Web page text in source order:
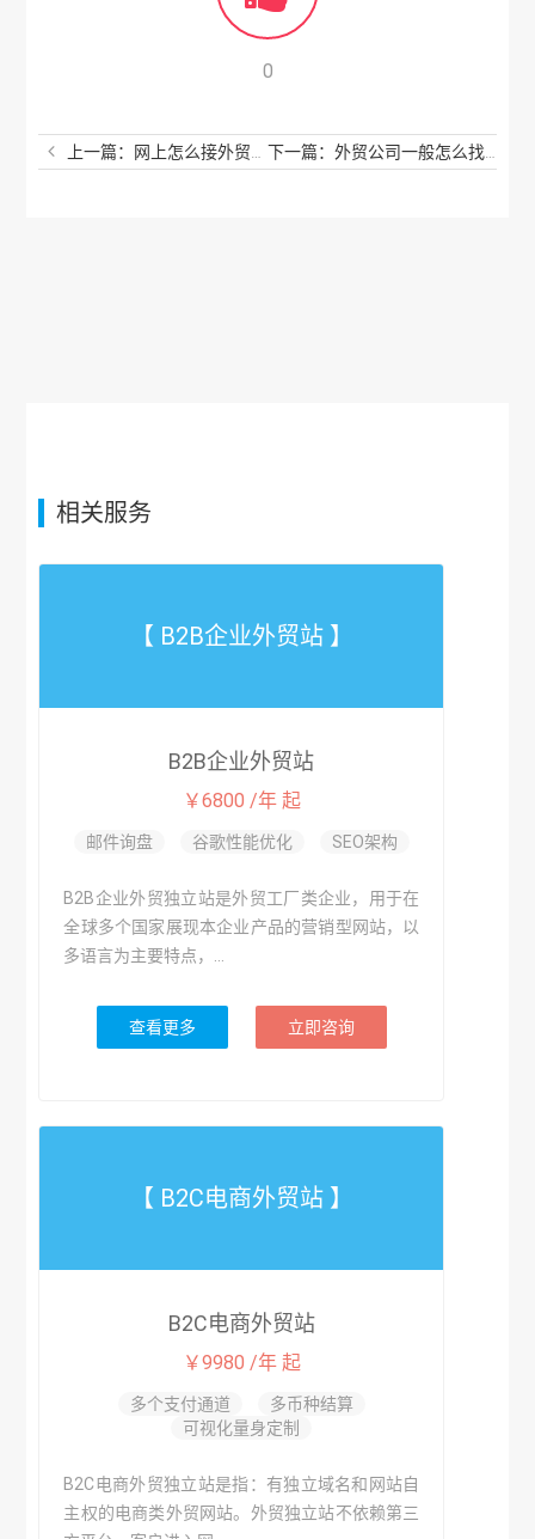
0
上一篇：网上怎么接外贸订单？如何在网上接到外贸订单？
相关服务
【 B2B企业外贸站 】
B2B企业外贸站
￥6800 /年 起
邮件询盘 谷歌性能优化 SEO架构
B2B企业外贸独立站是外贸工厂类企业，用于在
全球多个国家展现本企业产品的营销型网站，以
多语言为主要特点，...
查看更多 立即咨询
【 B2C电商外贸站 】
B2C电商外贸站
￥9980 /年 起
多个支付通道
多币种结算
可视化量身定制
B2C电商外贸独立站是指：有独立域名和网站自
主权的电商类外贸网站。外贸独立站不依赖第三